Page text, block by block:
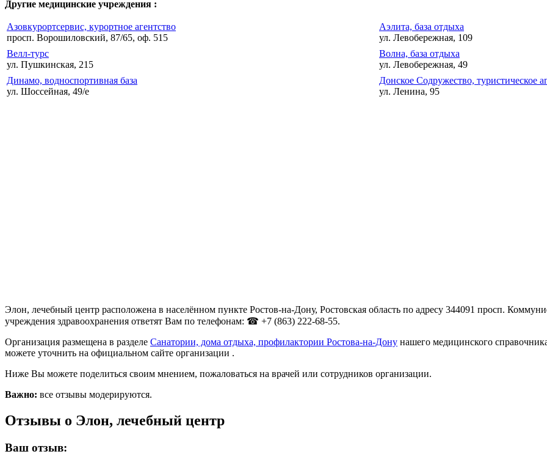
Другие медицинские учреждения :
Азовкурортсервис, курортное агентство
просп. Ворошиловский, 87/65, оф. 515
Аэлита, база отдыха
ул. Левобережная, 109
Велл-турс
ул. Пушкинская, 215
Волна, база отдыха
ул. Левобережная, 49
Динамо, водноспортивная база
ул. Шоссейная, 49/е
Донское Содружество, туристическое
ул. Ленина, 95
Элон, лечебный центр расположена в населённом пункте Ростов-на-Дону, Ростовская область по адресу 344091 просп.
учреждения здравоохранения ответят Вам по телефонам: ☎ +7 (863) 222-68-55.
Организация размещена в разделе Санатории, дома отдыха, профилактории Ростова-на-Дону нашего медицинского
можете уточнить на официальном сайте организации .
Ниже Вы можете поделиться своим мнением, пожаловаться на врачей или сотрудников организации.
Важно: все отзывы модерируются.
Отзывы о Элон, лечебный центр
Ваш отзыв: